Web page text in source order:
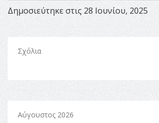
Δημοσιεύτηκε στις 28 Ιουνίου, 2025
Σχόλια
Αύγουστος 2026